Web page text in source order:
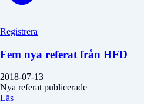
Registrera
Fem nya referat från HFD
2018-07-13
Nya referat publicerade
Läs